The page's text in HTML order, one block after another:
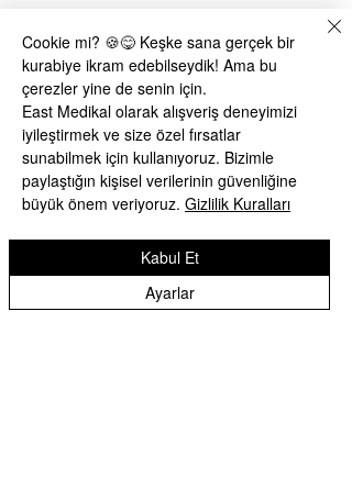
Değerlendirme Yap
Benzer Ürünler
Cookie mi? 🍪😋 Keşke sana gerçek bir
kurabiye ikram edebilseydik! Ama bu
çerezler yine de senin için.
East Medikal olarak alışveriş deneyimizi
iyileştirmek ve size özel fırsatlar
sunabilmek için kullanıyoruz. Bizimle
paylaştığın kişisel verilerinin güvenliğine
büyük önem veriyoruz. Gizlilik Kuralları
Ayarlar
Kabul Et